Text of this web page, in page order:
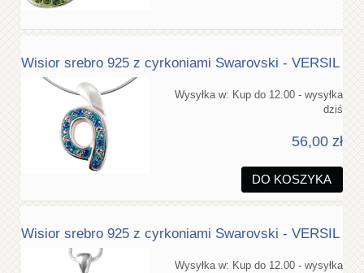
Wisior srebro 925 z cyrkoniami Swarovski - VERSIL
Wysyłka w: Kup do 12.00 - wysyłka
dziś
56,00 zł
DO KOSZYKA
Wisior srebro 925 z cyrkoniami Swarovski - VERSIL
Wysyłka w: Kup do 12.00 - wysyłka